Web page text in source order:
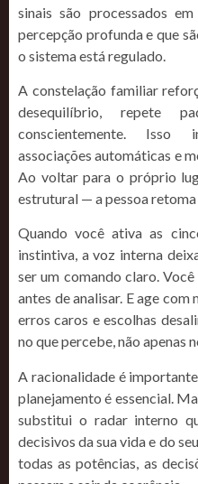
sinais são processados
percepção profunda e que
o sistema está regulado.
A constelação familiar
desequilíbrio, repete
conscientemente. Isso
associações automáticas e
Ao voltar para o próprio
estrutural — a pessoa
Quando você ativa as
instintiva, a voz interna
ser um comando claro.
antes de analisar. E age
erros caros e escolhas
no que percebe, não apenas
A racionalidade é
planejamento é essencial.
substitui o radar interno
decisivos da sua vida e do
todas as potências, as